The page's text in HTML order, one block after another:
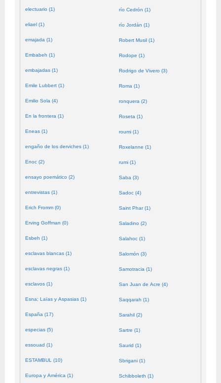
electuario (1)
eliael (1)
emajada (1)
Embabeh (1)
embajadas (1)
Emile Lubbert (1)
Emilio Sola (4)
En la frontera (1)
Eneas (1)
engaño de los derviches (1)
Enoc (2)
ensayo poemático (2)
entrevistas (1)
Erich Fromm (0)
Erving Goffman (0)
Esbeh (1)
esclavas blancas (1)
esclavas negras (1)
esclavos (1)
Esna; Laïas y Aspasias (1)
España (17)
especias (5)
essouad (1)
ESTAMBUL (10)
Europa y América (1)
río Cedrón (1)
río Jordán (1)
Robert Musil (1)
Rodope (1)
Rodrigo de Vivero (3)
Roma (1)
ronquera (2)
Roseta (1)
roumi (1)
Roxelanne (1)
rumi (1)
Saba (3)
Sadoc (4)
Saint Phar (1)
Saladino (2)
Salahoc (1)
Salomón (3)
Samotracia (1)
San Juan de Acre (4)
Saqqarah (1)
Sarahil (2)
Sartre (1)
Saurid (1)
Sbrigani (1)
Schibboleth (1)